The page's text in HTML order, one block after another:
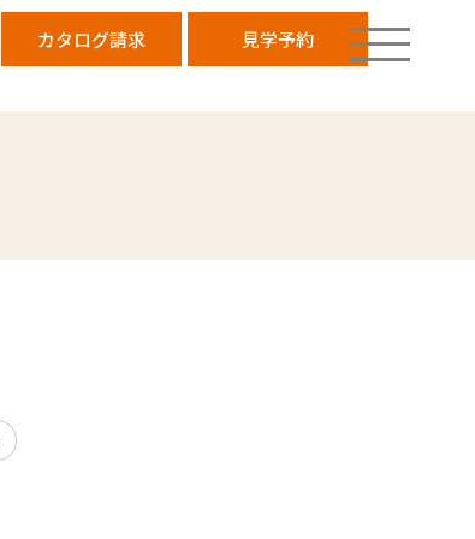
カタログ請求 見学予約